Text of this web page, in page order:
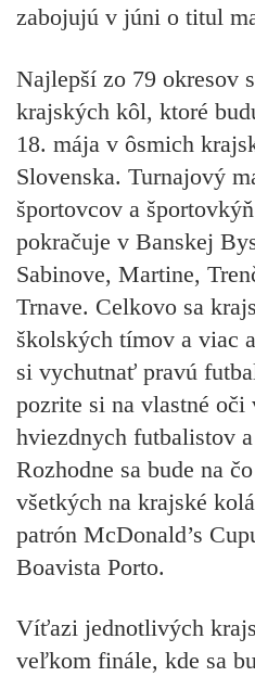
zabojujú v júni o titul
Najlepší zo 79 okresov
krajských kôl, ktoré
18. mája v ôsmich
Slovenska. Turnajový
športovcov a
pokračuje v Banskej
Sabinove, Martine,
Trnave. Celkovo sa
školských tímov a viac
si vychutnať pravú
pozrite si na vlastné
hviezdnych futbalistov
Rozhodne sa bude na
všetkých na krajské
patrón McDonald’s
Boavista Porto.
Víťazi jednotlivých
veľkom finále, kde sa